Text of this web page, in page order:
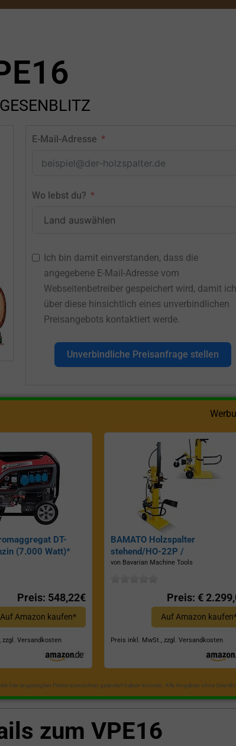
E-Mail-Adresse
Wo lebst du?
Ich bin damit einverstanden, dass die
angegebene E-Mail-Adresse vom
Webseitenbetreiber gespeichert wird, damit ich
über diese hinsichtlich eines unverbindlichen
Preisangebots kontaktiert werde.
Unverbindliche Preisanfrage stellen
DT-
(7.000 Watt)*
Preis: 548,22€
Auf Amazon kaufen*
zzgl. Versandkosten
BAMATO Holzspalter
stehend/HO-22P /
Zapfwellenantrieb, Inkl.
von Bavarian Machine Tools
Preis: €
Auf Amazon
Preis inkl. MwSt., zzgl. Versandkosten
hier angezeigten Preise inzwischen geändert haben können. Alle Angaben ohne Gewähr.
zum VPE16